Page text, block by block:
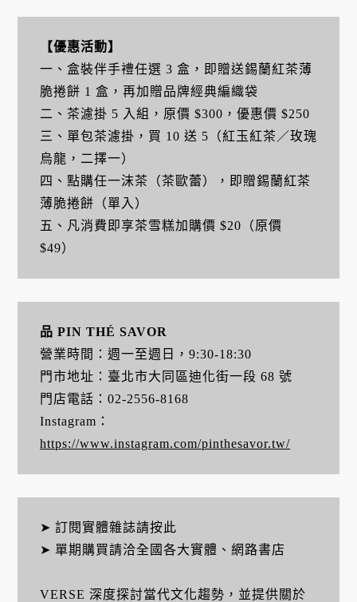
【優惠活動】
一、盒裝伴手禮任選 3 盒，即贈送錫蘭紅茶薄
脆捲餅 1 盒，再加贈品牌經典編織袋
二、茶濾掛 5 入組，原價 $300，優惠價 $250
三、單包茶濾掛，買 10 送 5（紅玉紅茶／玫瑰
烏龍，二擇一）
四、點購任一沫茶（茶歐蕾），即贈錫蘭紅茶
薄脆捲餅（單入）
五、凡消費即享茶雪糕加購價 $20（原價
$49）
品 PIN THÉ SAVOR
營業時間：週一至週日，9:30-18:30
門市地址：臺北市大同區迪化街一段 68 號
門店電話：02-2556-8168
Instagram：
https://www.instagram.com/pinthesavor.tw/
➤ 訂閱實體雜誌請按此
➤ 單期購買請洽全國各大實體、網路書店
VERSE 深度探討當代文化趨勢，並提供關於